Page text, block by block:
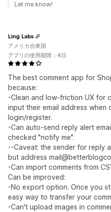
Let me know!
The best comment app for
because:
-Clean and low-friction UX for
input their email address when
login/register.
-Can auto-send reply alert
checked "notify me".
--Caveat: the sender for reply
but address
-Can import comments from
Can be improved:
-No export option. Once you
easy way to transfer your
-Can't upload images in
Ling Labs
アメリカ合衆国
アプリの使用期間：4日